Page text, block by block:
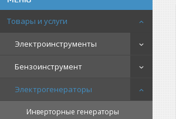
Товары и услуги
Электроинструменты
Бензоинструмент
Электрогенераторы
Инверторные генераторы